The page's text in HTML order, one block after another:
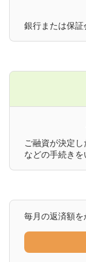
銀行または保証
ご融資が決定
などの手続きを
毎月の返済額